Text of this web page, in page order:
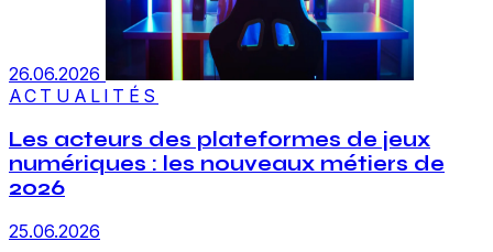
26.06.2026
ACTUALITÉS
Les acteurs des plateformes de jeux
numériques : les nouveaux métiers de
2026
25.06.2026